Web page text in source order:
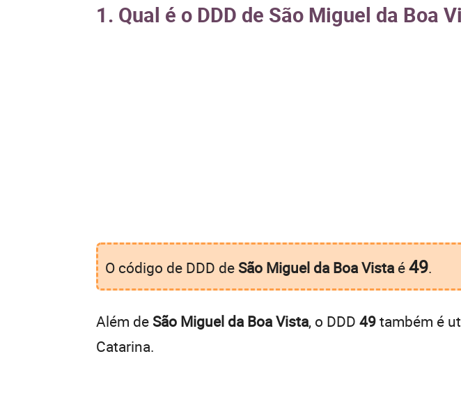
1. Qual é o DDD de São Miguel da Boa
O código de DDD de São Miguel da Boa Vistaé49.
Além de São Miguel da Boa Vista, o DDD 49também é
Catarina.